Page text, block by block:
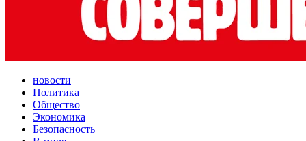
новости
Политика
Общество
Экономика
Безопасность